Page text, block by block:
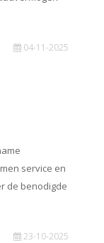
04-11-2025
service en
de benodigde
23-10-2025